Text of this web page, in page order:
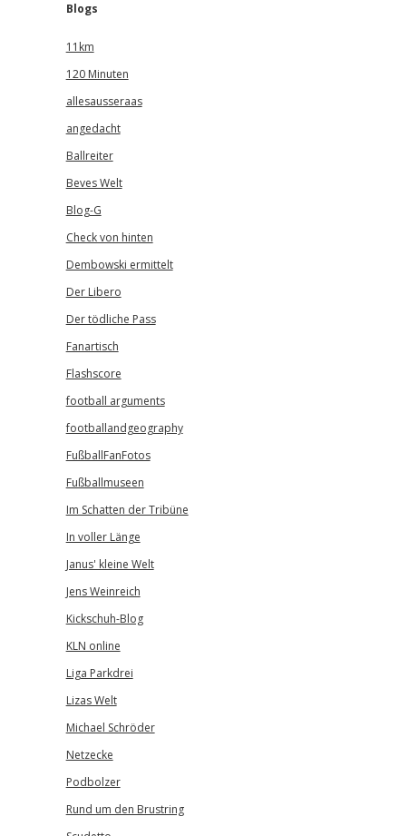
Blogs
11km
120 Minuten
allesausseraas
angedacht
Ballreiter
Beves Welt
Blog-G
Check von hinten
Dembowski ermittelt
Der Libero
Der tödliche Pass
Fanartisch
Flashscore
football arguments
footballandgeography
FußballFanFotos
Fußballmuseen
Im Schatten der Tribüne
In voller Länge
Janus' kleine Welt
Jens Weinreich
Kickschuh-Blog
KLN online
Liga Parkdrei
Lizas Welt
Michael Schröder
Netzecke
Podbolzer
Rund um den Brustring